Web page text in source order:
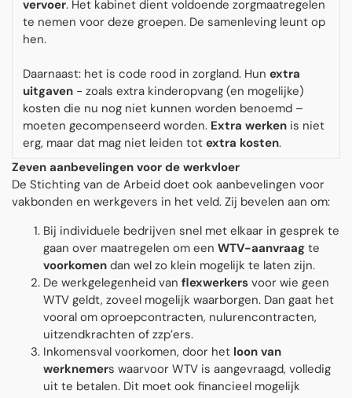
vervoer. Het kabinet dient voldoende zorgmaatregelen
te nemen voor deze groepen. De samenleving leunt op
hen.
Daarnaast: het is code rood in zorgland. Hun extra
uitgaven- zoals extra kinderopvang (en mogelijke)
kosten die nu nog niet kunnen worden benoemd –
moeten gecompenseerd worden. Extra werkenis niet
erg, maar dat mag niet leiden tot extra kosten.
Zeven aanbevelingen voor de werkvloer
De Stichting van de Arbeid doet ook aanbevelingen voor
vakbonden en werkgevers in het veld. Zij bevelen aan om:
Bij individuele bedrijven snel met elkaar in gesprek te
gaan over maatregelen om een WTV-aanvraag te
voorkomen dan wel zo klein mogelijk te laten zijn.
De werkgelegenheid van flexwerkers voor wie geen
WTV geldt, zoveel mogelijk waarborgen. Dan gaat het
vooral om oproepcontracten, nulurencontracten,
uitzendkrachten of zzp’ers.
Inkomensval voorkomen, door het loon van
werknemers waarvoor WTV is aangevraagd, volledig
uit te betalen. Dit moet ook financieel mogelijk